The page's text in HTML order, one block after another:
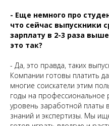
- Еще немного про
что сейчас выпускники
зарплату в 2-3 раза
это так?
- Да, это правда, таких
Компании готовы платить
многие соискатели этим
годы на профессиональное
уровень заработной платы
знаний и экспертизы. Мы